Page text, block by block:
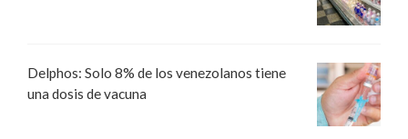
Delphos: Solo 8% de los venezolanos tiene
una dosis de vacuna